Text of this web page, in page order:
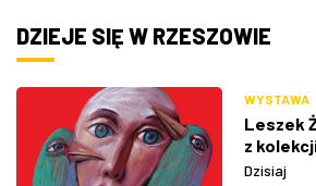
DZIEJE SIĘ W RZESZOWIE
WYSTAWA
Leszek
z
Dzisiaj